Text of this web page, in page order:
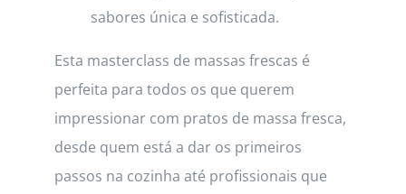
sabores única e sofisticada.
Esta masterclass de massas frescas é
perfeita para todos os que querem
impressionar com pratos de massa fresca,
desde quem está a dar os primeiros
passos na cozinha até profissionais que